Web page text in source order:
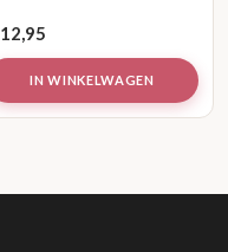
12,95
IN WINKELWAGEN